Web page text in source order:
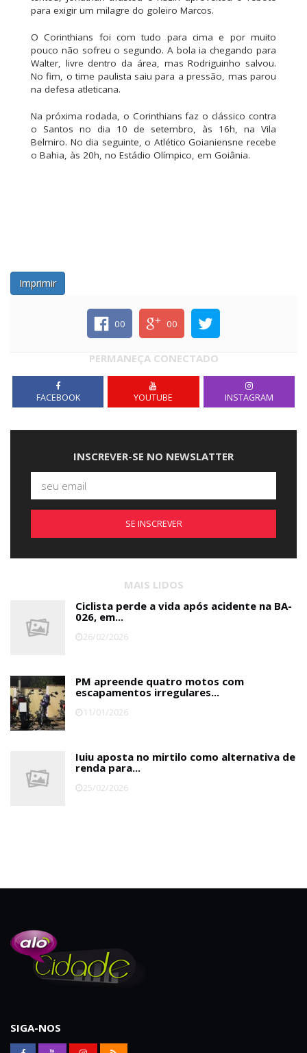
para exigir um milagre do goleiro Marcos.
O Corinthians foi com tudo para cima e por muito
pouco não sofreu o segundo. A bola ia chegando para
Walter, livre dentro da área, mas Rodriguinho salvou.
No fim, o time paulista saiu para a pressão, mas parou
na defesa atleticana.
Na próxima rodada, o Corinthians faz o clássico contra
o Santos no dia 10 de setembro, às 16h, na Vila
Belmiro. No dia seguinte, o Atlético Goianiensne recebe
o Bahia, às 20h, no Estádio Olímpico, em Goiânia.
Imprimir
00 00
PERMANEÇA CONECTADO
FACEBOOK YOUTUBE INSTAGRAM
INSCREVER-SE NO NEWSLATTER
SE INSCREVER
MAIS LIDOS
Ciclista perde a vida após acidente na BA-
026, em...
26/02/2026
PM apreende quatro motos com
escapamentos irregulares...
11/01/2026
Iuiu aposta no mirtilo como alternativa de
renda para...
25/02/2026
SIGA-NOS